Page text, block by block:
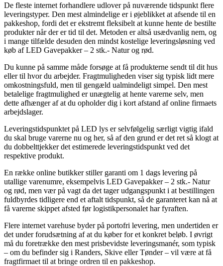
De fleste internet forhandlere udlover på nuværende tidspunkt flere
leveringstyper. Den mest almindelige er i øjeblikket at afsende til en
pakkeshop, fordi det er ekstremt fleksibelt at kunne hente de bestilte
produkter når der er tid til det. Metoden er altså usædvanlig nem, og
i mange tilfælde desuden den mindst kostelige leveringsløsning ved
køb af LED Gavepakker – 2 stk.- Natur og rød.
Du kunne på samme måde forsøge at få produkterne sendt til dit hus
eller til hvor du arbejder. Fragtmuligheden viser sig typisk lidt mere
omkostningsfuld, men til gengæld ualmindeligt simpel. Den mest
betalelige fragtmulighed er unægtelig at hente varerne selv, men
dette afhænger af at du opholder dig i kort afstand af online firmaets
arbejdslager.
Leveringstidspunktet på LED lys er selvfølgelig særligt vigtig ifald
du skal bruge varerne nu og her, så af den grund er det ret så klogt at
du dobbelttjekker det estimerede leveringstidspunkt ved det
respektive produkt.
En række online butikker stiller garanti om 1 dags levering på
utallige varenumre, eksempelvis LED Gavepakker – 2 stk.- Natur
og rød, men vær på vagt da det tager udgangspunkt i at bestillingen
fuldbyrdes tidligere end et aftalt tidspunkt, så de garanteret kan nå at
få varerne skippet afsted før logistikpersonalet har fyraften.
Flere internet varehuse byder på portofri levering, men undertiden er
det under forudsætning af at du køber for et konkret beløb. I øvrigt
må du foretrække den mest prisbevidste leveringsmanér, som typisk
– om du befinder sig i Randers, Skive eller Tønder – vil være at få
fragtfirmaet til at bringe ordren til en pakkeshop.